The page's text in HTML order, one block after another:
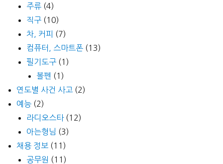
주류 (4)
직구 (10)
차, 커피 (7)
컴퓨터, 스마트폰 (13)
필기도구 (1)
볼펜 (1)
연도별 사건 사고 (2)
예능 (2)
라디오스타(12)
아는형님 (3)
채용 정보 (11)
공무원 (11)